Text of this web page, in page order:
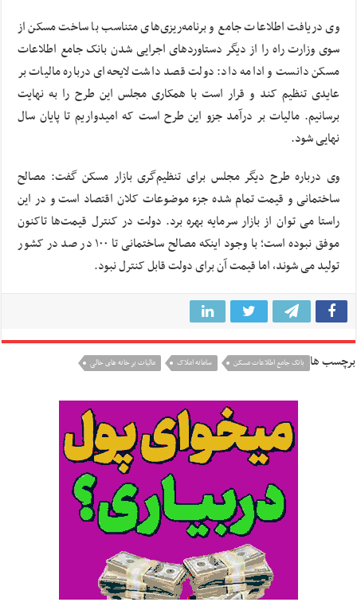
وی دریافت اطلاعات جامع و برنامه‌ریزی‌های متناسب با ساخت مسکن از
سوی وزارت راه را از دیگر دستاوردهای اجرایی شدن بانک جامع اطلاعات
مسکن دانست و ادامه داد: دولت قصد داشت لایحه‌ای درباره مالیات بر
عایدی تنظیم کند و قرار است با همکاری مجلس این طرح را به نهایت
برسانیم. مالیات بر درآمد جزو این طرح است که امیدواریم تا پایان سال
نهایی شود.
وی درباره طرح دیگر مجلس برای تنظیم‌گری بازار مسکن گفت: مصالح
ساختمانی و قیمت تمام شده جزء موضوعات کلان اقتصاد است و در این
راستا می توان از بازار سرمایه بهره برد. دولت در کنترل قیمت‌ها تاکنون
موفق نبوده است؛ با وجود اینکه مصالح ساختمانی تا ۱۰۰ در صد در کشور
تولید می شوند، اما قیمت آن برای دولت قابل کنترل نبود.
برچسب ها بانک جامع اطلاعات مسکن سامانه املاک مالیات بر خانه های خالی